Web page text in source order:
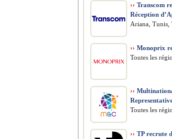
›› Transcom
Réception
Ariana, Tunis,
›› Monoprix
Toutes les
››
Toutes les
›› TP recrute